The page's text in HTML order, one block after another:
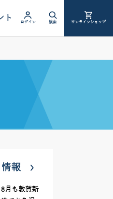
ト ログイン 検索 オンラインショップ
報
8月も敦賀新